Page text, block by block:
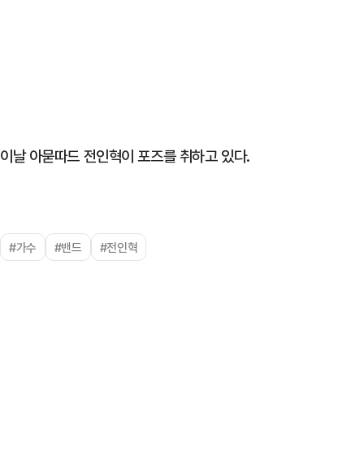
이날 아묻따드 전인혁이 포즈를 취하고 있다.
#가수 #밴드 #전인혁